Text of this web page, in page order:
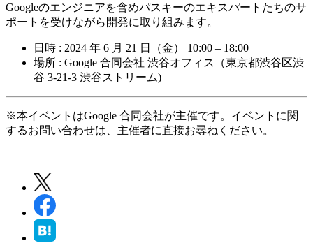
Googleのエンジニアを含めパスキーのエキスパートたちのサ
ポートを受けながら開発に取り組みます。
日時 : 2024 年 6 月 21 日（金） 10:00 – 18:00
場所 : Google 合同会社 渋谷オフィス（東京都渋谷区渋
谷 3-21-3 渋谷ストリーム)
※本イベントはGoogle 合同会社が主催です。イベントに関
するお問い合わせは、主催者に直接お尋ねください。